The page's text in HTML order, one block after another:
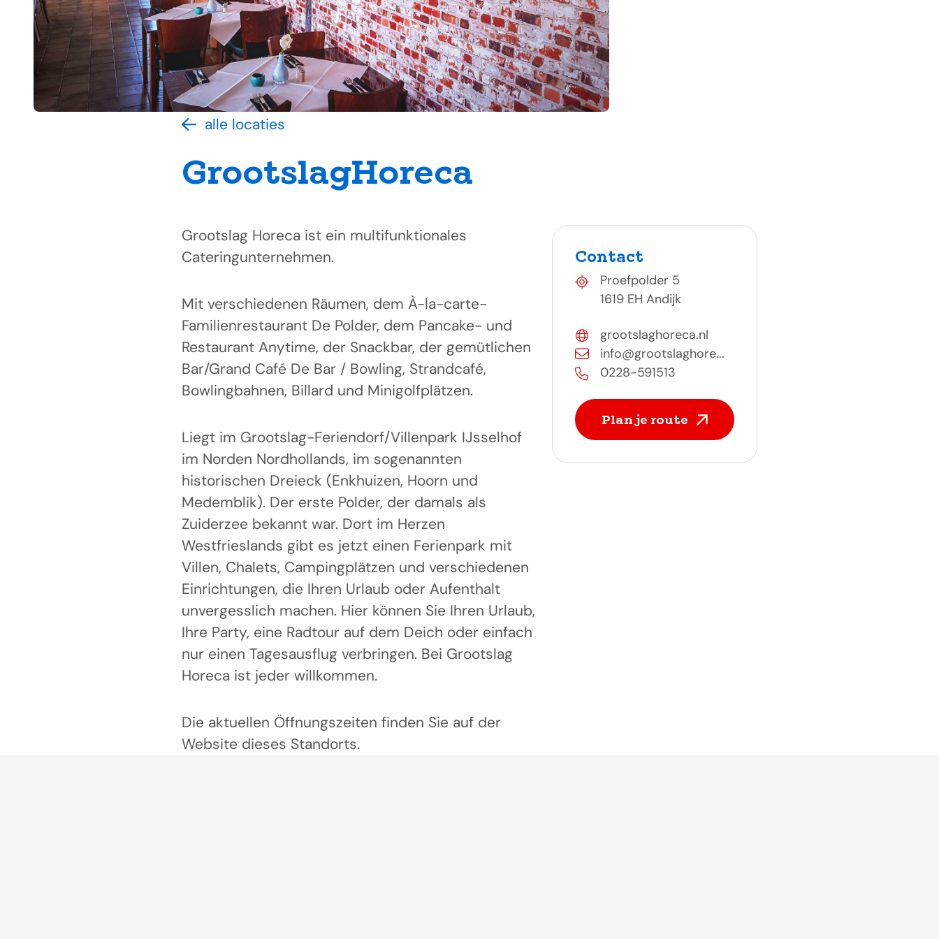
alle locaties
GrootslagHoreca
Grootslag Horeca ist ein multifunktionales
Cateringunternehmen.
Mit verschiedenen Räumen, dem À-la-carte-
Familienrestaurant De Polder, dem Pancake- und
Restaurant Anytime, der Snackbar, der gemütlichen
Bar/Grand Café De Bar / Bowling, Strandcafé,
Bowlingbahnen, Billard und Minigolfplätzen.
Liegt im Grootslag-Feriendorf/Villenpark IJsselhof
im Norden Nordhollands, im sogenannten
historischen Dreieck (Enkhuizen, Hoorn und
Medemblik). Der erste Polder, der damals als
Zuiderzee bekannt war. Dort im Herzen
Westfrieslands gibt es jetzt einen Ferienpark mit
Villen, Chalets, Campingplätzen und verschiedenen
Einrichtungen, die Ihren Urlaub oder Aufenthalt
unvergesslich machen. Hier können Sie Ihren Urlaub,
Ihre Party, eine Radtour auf dem Deich oder einfach
nur einen Tagesausflug verbringen. Bei Grootslag
Horeca ist jeder willkommen.
Die aktuellen Öffnungszeiten finden Sie auf der
Website dieses Standorts.
Contact
Proefpolder 5
1619 EH Andijk
grootslaghoreca.nl
info@grootslaghore...
0228-591513
Plan je route